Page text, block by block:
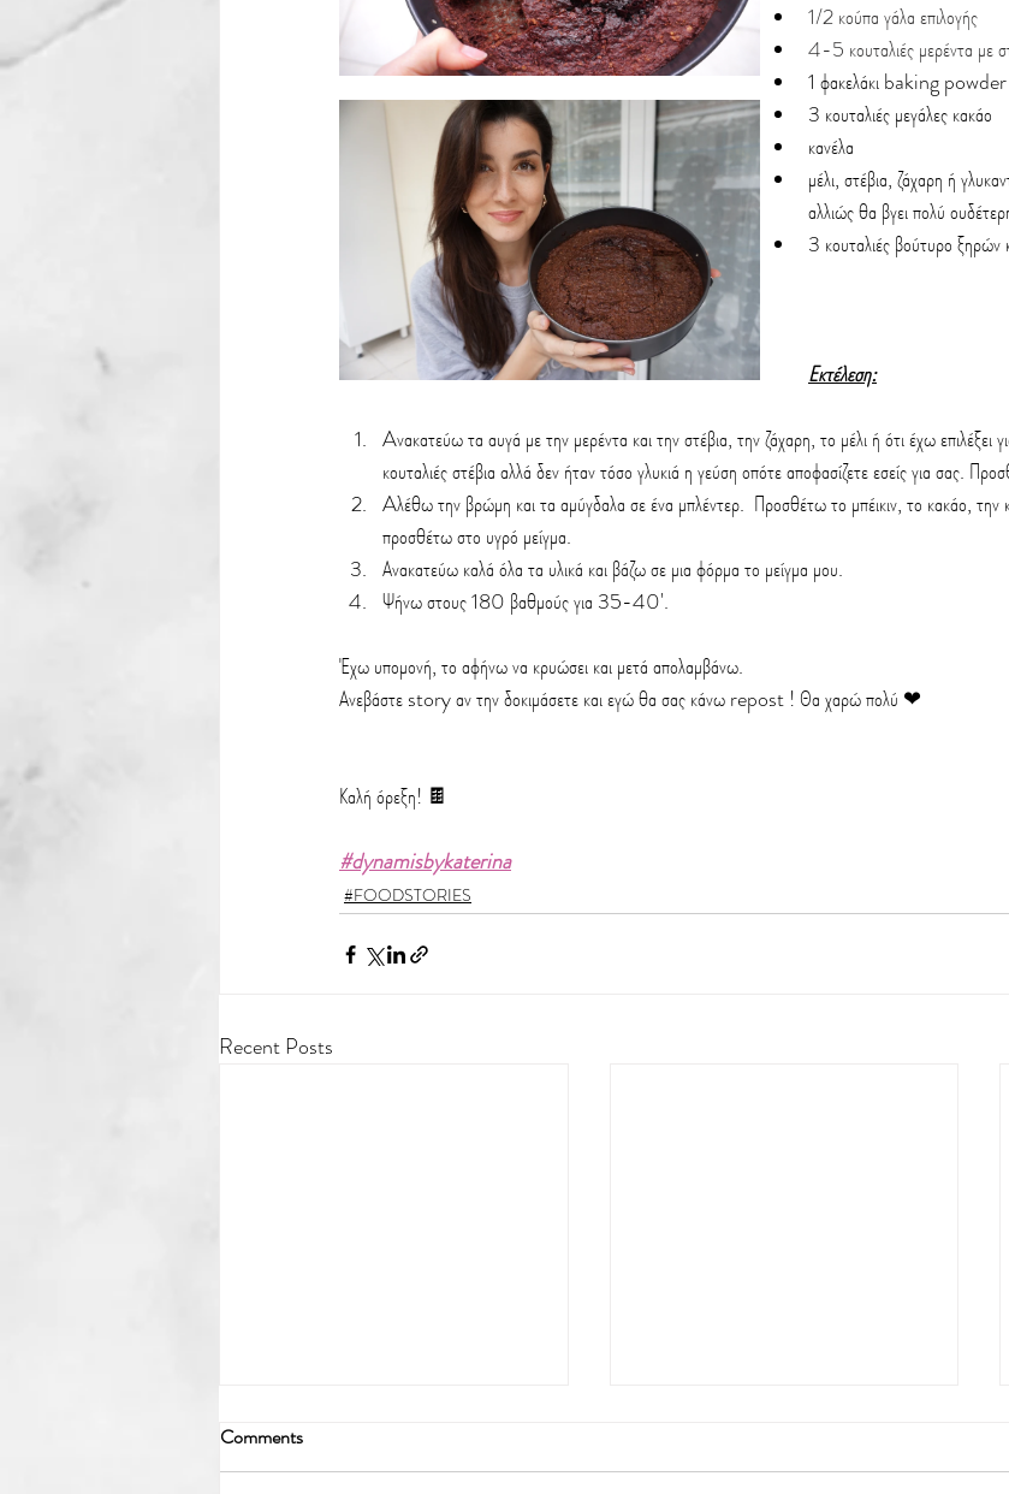
1/2 κούπα γάλα επιλογής
4-5 κουταλιές μερέντα με
1 φακελάκι baking powder
3 κουταλιές μεγάλες κακάο
κανέλα
μέλι, στέβια, ζάχαρη ή
αλλιώς θα βγει πολύ
3 κουταλιές βούτυρο ξηρών
Εκτέλεση:
Aνακατεύω τα αυγά με την μερέντα και την στέβια, την ζάχαρη, το μέλι ή ότι έχω επιλέξει
κουταλιές στέβια αλλά δεν ήταν τόσο γλυκιά η γεύση οπότε αποφασίζετε εσείς για σας.
Aλέθω την βρώμη και τα αμύγδαλα σε ένα μπλέντερ.  Προσθέτω το μπέικιν, το κακάο, την
προσθέτω στο υγρό μείγμα.
Ανακατεύω καλά όλα τα υλικά και βάζω σε μια φόρμα το μείγμα μου.
Ψήνω στους 180 βαθμούς για 35-40'.
Έχω υπομονή, το αφήνω να κρυώσει και μετά απολαμβάνω.
Ανεβάστε story αν την δοκιμάσετε και εγώ θα σας κάνω repost ! Θα χαρώ πολύ ❤
Καλή όρεξη! 🍫
#dynamisbykaterina
#FOODSTORIES
Recent Posts
Comments